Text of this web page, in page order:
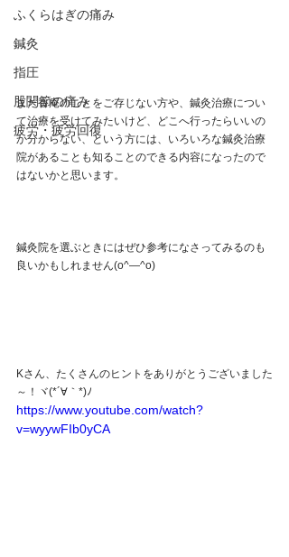
ふくらはぎの痛み
鍼灸
指圧
股関節の痛み
疲労・疲労回復
まだ香庵のことをご存じない方や、鍼灸治療につい
て治療を受けてみたいけど、どこへ行ったらいいの
か分からない、という方には、いろいろな鍼灸治療
院があることも知ることのできる内容になったので
はないかと思います。
鍼灸院を選ぶときにはぜひ参考になさってみるのも
良いかもしれません(o^―^o)
Kさん、たくさんのヒントをありがとうございました
～！ヾ(*´∀｀*)ﾉ
https://www.youtube.com/watch?
v=wyywFIb0yCA